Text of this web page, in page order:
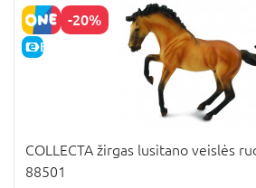
-20%
E-KAINA
COLLECTA žirgas lusitano veislės
88501